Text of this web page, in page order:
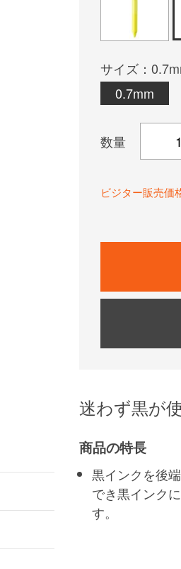
サイズ：
0.7mm
数量
ビジター販売価
迷わず黒が
商品の特長
黒インクを後
でき黒インク
す。